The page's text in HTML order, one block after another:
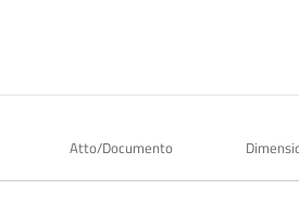
Atto/Documento